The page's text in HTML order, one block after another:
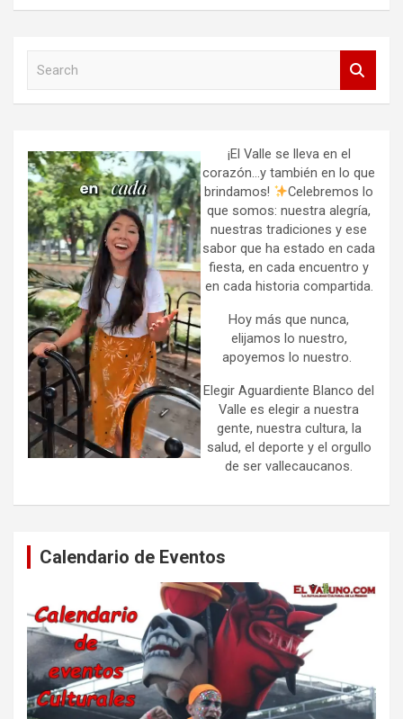
h
¡El Valle se lleva en el
corazón…y también en lo que
brindamos!
Celebremos lo
que somos: nuestra alegría,
nuestras tradiciones y ese
sabor que ha estado en cada
fiesta, en cada encuentro y
en cada historia compartida.
Hoy más que nunca,
elijamos lo nuestro,
apoyemos lo nuestro.
Elegir Aguardiente Blanco del
Valle es elegir a nuestra
gente, nuestra cultura, la
salud, el deporte y el orgullo
de ser vallecaucanos.
Calendario de Eventos